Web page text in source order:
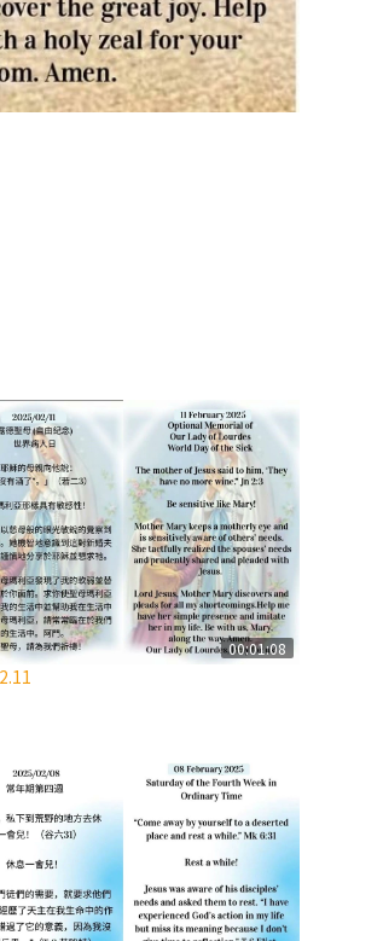
(2)黃敏正主教
帶你做「四旬期
避靜」—【逾越
(1)黃敏正主教帶
你做「四旬期避
靜」—【逾越的
智慧】：聖方濟
的靈修，「不占
為己有」
【信仰之旅】第
八集：「耶穌為
什麼降生到人
2025/10/10【萬
物讚頌頌歌 – 太
陽與生態音樂
會】紀念聖方濟
與已逝教宗方濟
各（中）
00:01:08